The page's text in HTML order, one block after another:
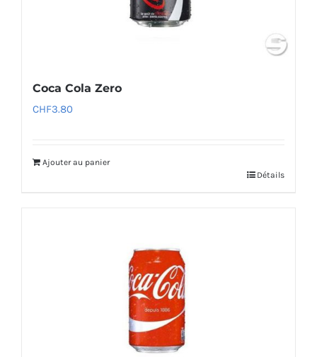
Coca Cola Zero
CHF3.80
Ajouter au panier
Détails